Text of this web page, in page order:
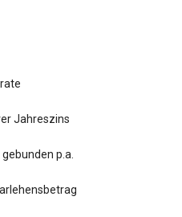
Jahreszins
p.a.